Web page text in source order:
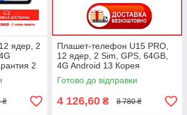
ядер, 2
2
₴
Плашет-телефон U15 PRO,
12 ядер, 2 Sim, GPS, 64GB,
4G Android 13 Корея
Гарантия 2 года
Готово до відправки
4 126,60 ₴ 8 780 ₴